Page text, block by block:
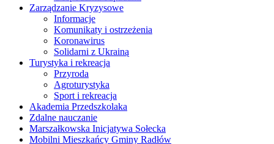
Zarządzanie Kryzysowe
Informacje
Komunikaty i ostrzeżenia
Koronawirus
Solidarni z Ukrainą
Turystyka i rekreacja
Przyroda
Agroturystyka
Sport i rekreacja
Akademia Przedszkolaka
Zdalne nauczanie
Marszałkowska Inicjatywa Sołecka
Mobilni Mieszkańcy Gminy Radłów